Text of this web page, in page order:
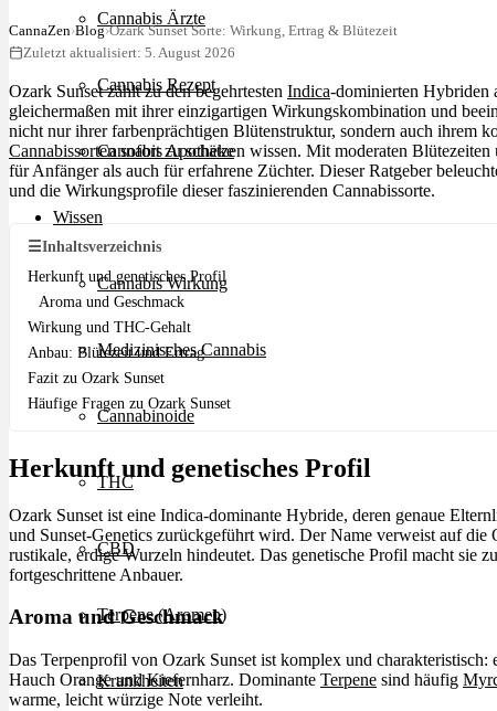
Cannabis Ärzte
Cannabis Rezept
Cannabis Apotheke
Wissen
Cannabis Wirkung
Medizinisches Cannabis
Cannabinoide
THC
CBD
Terpene (Aromen)
Krankheiten
CannaZen›Blog›Ozark Sunset Sorte: Wirkung, Ertrag & Blütezeit
Zuletzt aktualisiert: 5. August 2026
Ozark Sunset zählt zu den begehrtesten Indica-dominierten Hybriden
gleichermaßen mit ihrer einzigartigen Wirkungskombination und
nicht nur ihrer farbenprächtigen Blütenstruktur, sondern auch ihrem
Cannabissortensofort zu schätzen wissen. Mit moderaten
für Anfänger als auch für erfahrene Züchter. Dieser Ratgeber
und die Wirkungsprofile dieser faszinierenden Cannabissorte.
☰Inhaltsverzeichnis
Herkunft und genetisches Profil
Aroma und Geschmack
Wirkung und THC-Gehalt
Anbau: Blütezeit und Ertrag
Fazit zu Ozark Sunset
Häufige Fragen zu Ozark Sunset
Herkunft und genetisches Profil
Ozark Sunset ist eine Indica-dominante Hybride, deren genaue
und Sunset-Genetics zurückgeführt wird. Der Name verweist auf
rustikale, erdige Wurzeln hindeutet. Das genetische Profil macht sie
fortgeschrittene Anbauer.
Aroma und Geschmack
Das Terpenprofil von Ozark Sunset ist komplex und
Hauch Orange und Kiefernharz. Dominante Terpene sind häufig
warme, leicht würzige Note verleiht.